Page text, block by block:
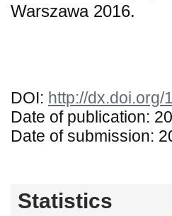
Warszawa 2016.
DOI: http://
Date of publication:
Date of submission:
Statistics